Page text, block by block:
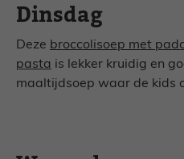
Dinsdag
Deze broccolisoep met
pasta is lekker kruidig en
maaltijdsoep waar de kids